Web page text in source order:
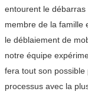
entourent le débarras
membre de la famille
le déblaiement de
notre équipe
fera tout son possible
processus avec la